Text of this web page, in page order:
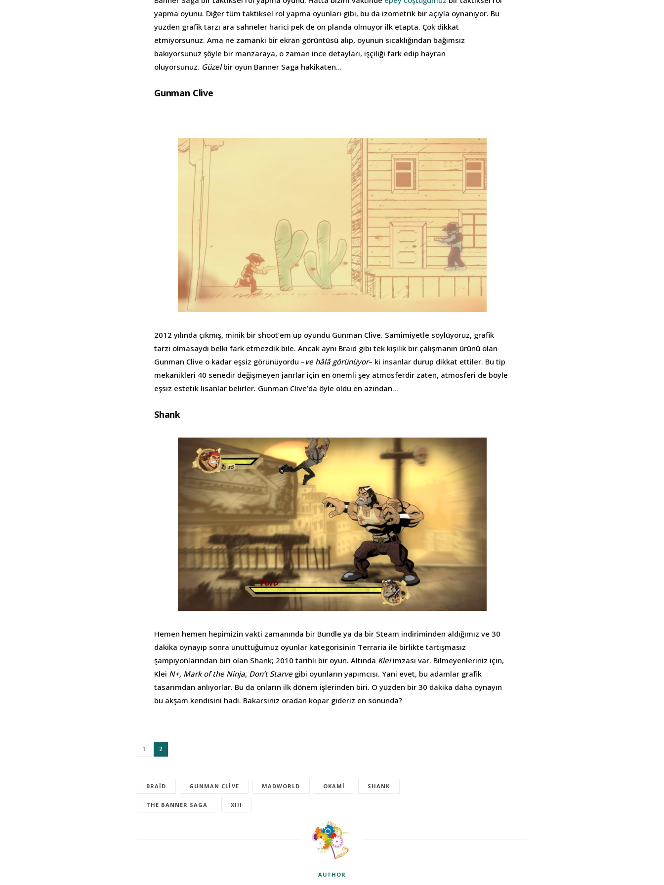
yapma oyunu. Diğer tüm taktiksel rol yapma oyunları gibi, bu da izometrik bir açıyla oynanıyor. Bu
yüzden grafik tarzı ara sahneler harici pek de ön planda olmuyor ilk etapta. Çok dikkat
etmiyorsunuz. Ama ne zamanki bir ekran görüntüsü alıp, oyunun sıcaklığından bağımsız
bakıyorsunuz şöyle bir manzaraya, o zaman ince detayları, işçiliği fark edip hayran
oluyorsunuz. Güzelbir oyun Banner Saga hakikaten…
Gunman Clive
2012 yılında çıkmış, minik bir shoot’em up oyundu Gunman Clive. Samimiyetle söylüyoruz, grafik
tarzı olmasaydı belki fark etmezdik bile. Ancak aynı Braid gibi tek kişilik bir çalışmanın ürünü olan
Gunman Clive o kadar eşsiz görünüyordu –ve hâlâ görünüyor– ki insanlar durup dikkat ettiler. Bu tip
mekanikleri 40 senedir değişmeyen janrlar için en önemli şey atmosferdir zaten, atmosferi de böyle
eşsiz estetik lisanlar belirler. Gunman Clive’da öyle oldu en azından…
Shank
Hemen hemen hepimizin vakti zamanında bir Bundle ya da bir Steam indiriminden aldığımız ve 30
dakika oynayıp sonra unuttuğumuz oyunlar kategorisinin Terraria ile birlikte tartışmasız
şampiyonlarından biri olan Shank; 2010 tarihli bir oyun. Altında Kleiimzası var. Bilmeyenleriniz için,
Klei N+, Mark of the Ninja, Don’t Starve gibi oyunların yapımcısı. Yani evet, bu adamlar grafik
tasarımdan anlıyorlar. Bu da onların ilk dönem işlerinden biri. O yüzden bir 30 dakika daha oynayın
bu akşam kendisini hadi. Bakarsınız oradan kopar gideriz en sonunda?
1 2
BRAID GUNMAN CLIVE MADWORLD OKAMI SHANK
THE BANNER SAGA XIII
AUTHOR